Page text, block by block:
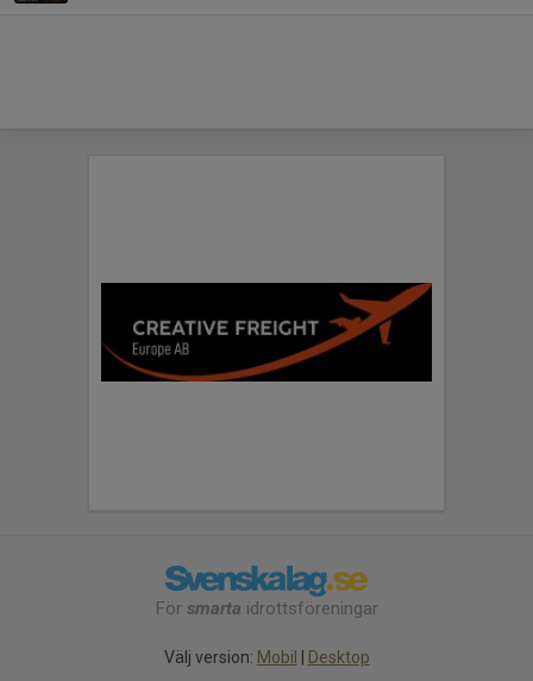
För smarta idrottsföreningar
Välj version: Mobil | Desktop